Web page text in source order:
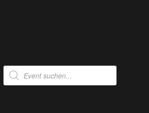
Products
search